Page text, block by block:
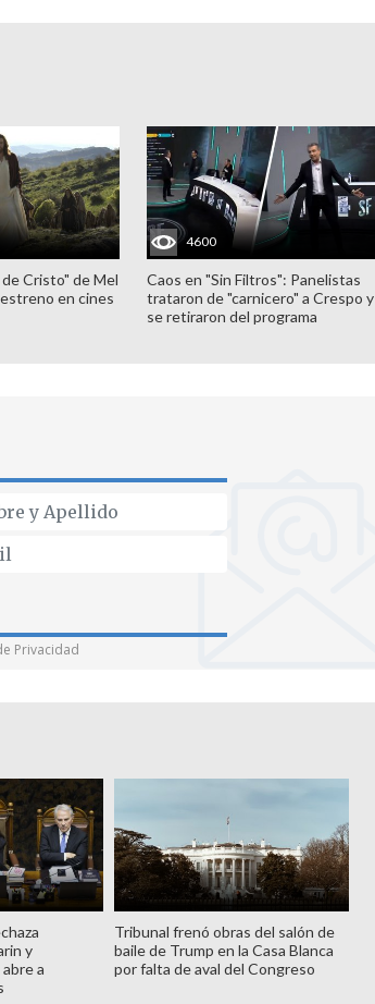
Cristo" de Mel
en cines
4600
Caos en "Sin Filtros": Panelistas
trataron de "carnicero" a Crespo y
se retiraron del programa
Privacidad
y
a
Tribunal frenó obras del salón de
baile de Trump en la Casa Blanca
por falta de aval del Congreso